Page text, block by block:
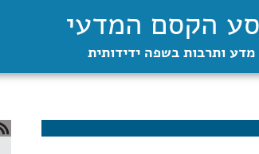
הקסם המדעי
מדע ותרבות בשפה ידידותית